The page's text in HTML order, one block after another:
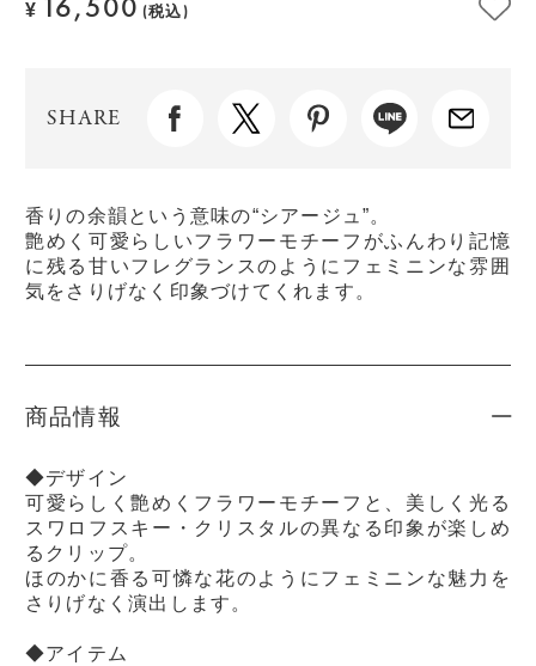
¥ 16,500 (税込)
SHARE
香りの余韻という意味の“シアージュ”。
艶めく可愛らしいフラワーモチーフがふんわり記憶
に残る甘いフレグランスのようにフェミニンな雰囲
気をさりげなく印象づけてくれます。
商品情報
◆デザイン
可愛らしく艶めくフラワーモチーフと、美しく光る
スワロフスキー・クリスタルの異なる印象が楽しめ
るクリップ。
ほのかに香る可憐な花のようにフェミニンな魅力を
さりげなく演出します。
◆アイテム